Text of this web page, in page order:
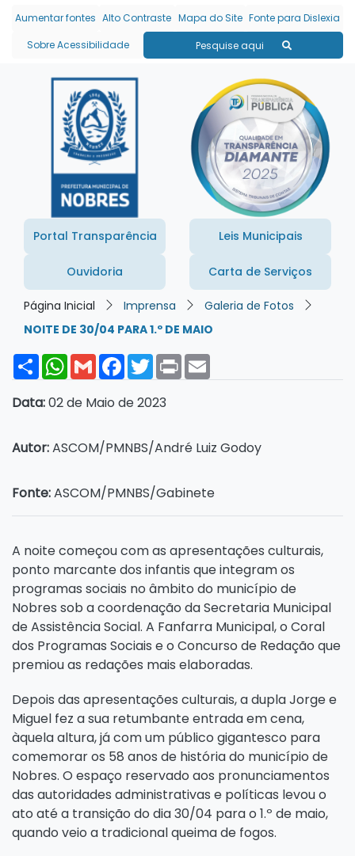
Seção de atalhos e
Ir para o conteúdo [alt+1]
Ir para o menu [alt+2]
Ir para a busca [alt+3]
Ir para o rodapé [alt+4]
Aumentar fontes Alto Contraste Mapa do Site Fonte para Dislexia
Sobre Acessibilidade
Pesquise aqui
Portal Transparência Leis Municipais
Ouvidoria Carta de Serviços
Página Inicial Imprensa
Galeria de Fotos
NOITE DE 30/04 PARA 1.º DE MAIO
ShareWhatsApp
GmailFacebook
Twitter
Print
Data:02 de Maio de 2023
Autor:ASCOM/PMNBS/André Luiz Godoy
Fonte:ASCOM/PMNBS/Gabinete
A noite começou com as apresentações culturais,
ponto marcante dos infantis que integram os
programas sociais no âmbito do município de
Nobres sob a coordenação da Secretaria Municipal
de Assistência Social. A Fanfarra Municipal, o Coral
dos Programas Sociais e o Concurso de Redação que
premiou as redações mais elaboradas.
Depois das apresentações culturais, a dupla Jorge e
Miguel fez a sua retumbante entrada em cena,
àquela altura, já com um público gigantesco para
comemorar os 58 anos de história do município de
Nobres. O espaço reservado aos pronunciamentos
das autoridades administrativas e políticas levou o
ato até a transição do dia 30/04 para o 1.º de maio,
quando veio a tradicional queima de fogos.